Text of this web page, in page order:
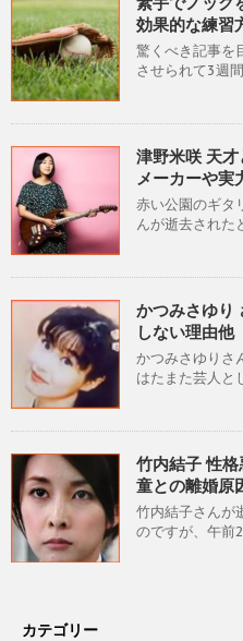
効果的な練習
驚くべき記事を
させられて3週
津野米咲 天
メーカーや実
赤い公園のギタ
んが逝去された
かつみさゆり
しない理由他
かつみさゆりさ
はたまた芸人と
竹内結子 性
童との離婚原
竹内結子さんが
のですが、午前
カテゴリー